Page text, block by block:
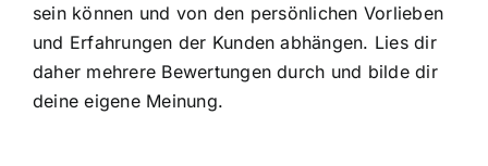
sein können und von den persönlichen Vorlieben
und Erfahrungen der Kunden abhängen. Lies dir
daher mehrere Bewertungen durch und bilde dir
deine eigene Meinung.